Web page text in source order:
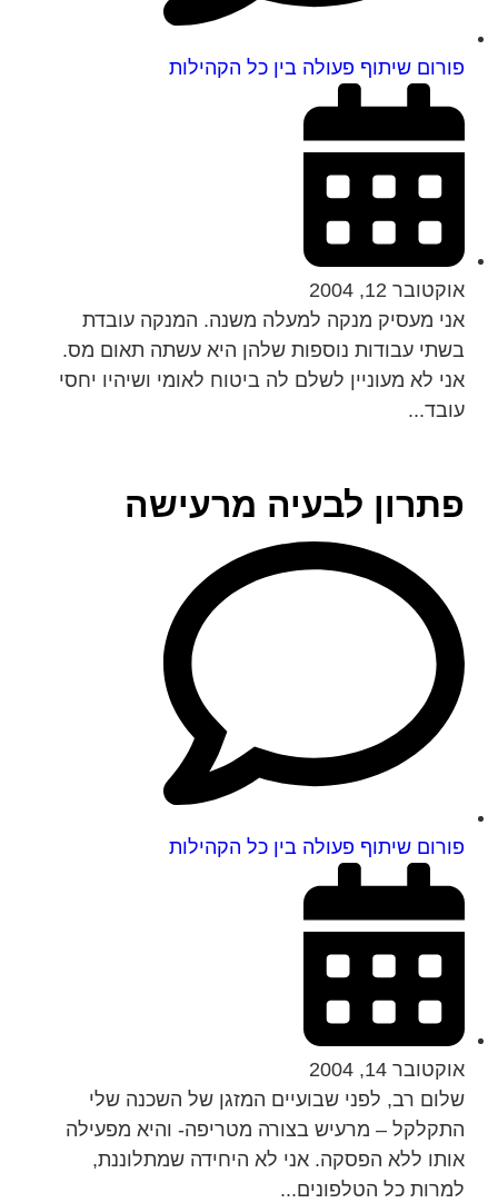
פורום שיתוף פעולה בין כל הקהילות
אוקטובר 12, 2004
אני מעסיק מנקה למעלה משנה. המנקה עובדת
בשתי עבודות נוספות שלהן היא עשתה תאום מס.
אני לא מעוניין לשלם לה ביטוח לאומי ושיהיו יחסי
עובד...
פתרון לבעיה מרעישה
פורום שיתוף פעולה בין כל הקהילות
אוקטובר 14, 2004
שלום רב, לפני שבועיים המזגן של השכנה שלי
התקלקל – מרעיש בצורה מטריפה- והיא מפעילה
אותו ללא הפסקה. אני לא היחידה שמתלוננת,
למרות כל הטלפונים...